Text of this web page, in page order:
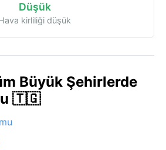
Düşük
kirliliği düşük
Büyük Şehirlerde
🇹🇬